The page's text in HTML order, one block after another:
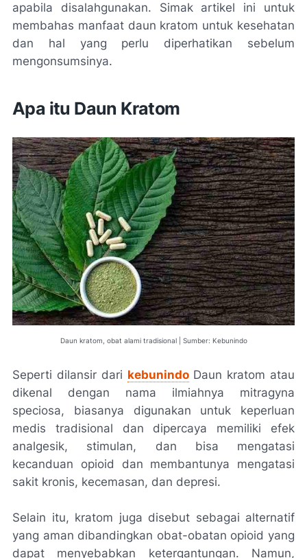
apabila disalahgunakan. Simak artikel ini untuk
membahas manfaat daun kratom untuk kesehatan
dan hal yang perlu diperhatikan sebelum
mengonsumsinya.
Apa itu Daun Kratom
Daun kratom, obat alami tradisional | Sumber: Kebunindo
Seperti dilansir dari kebunindoDaun kratom atau
dikenal dengan nama ilmiahnya mitragyna
speciosa, biasanya digunakan untuk keperluan
medis tradisional dan dipercaya memiliki efek
analgesik, stimulan, dan bisa mengatasi
kecanduan opioid dan membantunya mengatasi
sakit kronis, kecemasan, dan depresi.
Selain itu, kratom juga disebut sebagai alternatif
yang aman dibandingkan obat-obatan opioid yang
dapat menyebabkan ketergantungan. Namun,